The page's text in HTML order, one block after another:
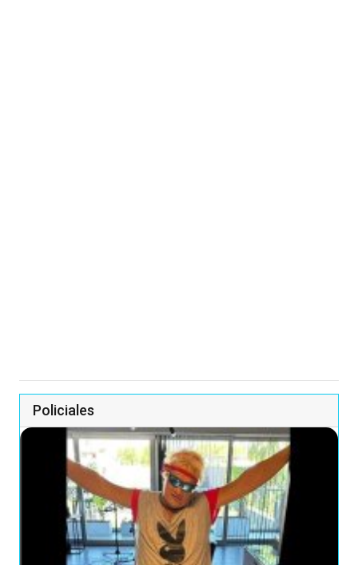
Policiales